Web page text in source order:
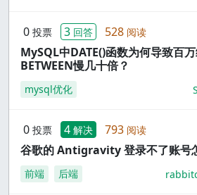
0 投票 3 回答 528 阅读
MySQL中DATE()函数为何导致百
BETWEEN慢几十倍？
mysql优化
0 投票 4 解决 793 阅读
谷歌的 Antigravity 登录不了账号
前端 后端